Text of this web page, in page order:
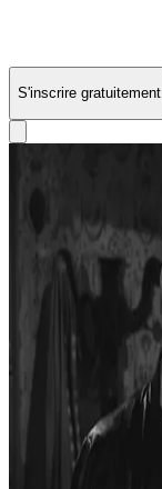
S'inscrire gratuitement